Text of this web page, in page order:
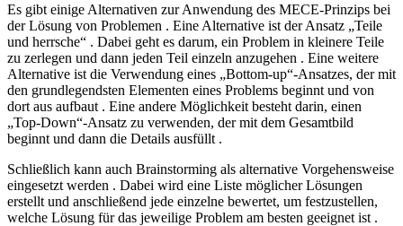
Es gibt einige Alternativen zur Anwendung des MECE-Prinzips bei
der Lösung von Problemen . Eine Alternative ist der Ansatz „Teile
und herrsche“ . Dabei geht es darum, ein Problem in kleinere Teile
zu zerlegen und dann jeden Teil einzeln anzugehen . Eine weitere
Alternative ist die Verwendung eines „Bottom-up“-Ansatzes, der mit
den grundlegendsten Elementen eines Problems beginnt und von
dort aus aufbaut . Eine andere Möglichkeit besteht darin, einen
„Top-Down“-Ansatz zu verwenden, der mit dem Gesamtbild
beginnt und dann die Details ausfüllt .
Schließlich kann auch Brainstorming als alternative Vorgehensweise
eingesetzt werden . Dabei wird eine Liste möglicher Lösungen
erstellt und anschließend jede einzelne bewertet, um festzustellen,
welche Lösung für das jeweilige Problem am besten geeignet ist .